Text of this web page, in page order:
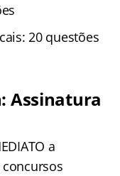
20 questões
Assinatura
a